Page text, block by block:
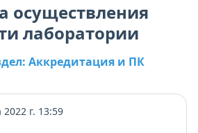
осуществления
лаборатории
Аккредитация и ПК
г. 13:59